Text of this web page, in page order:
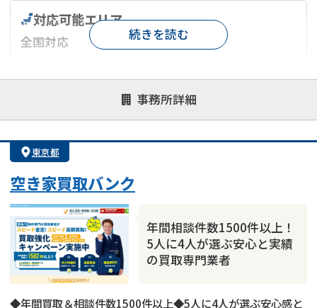
事務所詳細
対応可能エリア
全国対応
対応が親身 オンライン面談可能
レスポンスが早い
1億円以上の買取可
続きを読む
東京都
空き家買取バンク
年間相談件数1500件以上！
5人に4人が選ぶ安心と実績
の買取専門業者
◆年間買取＆相談件数1500件以上◆5人に4人が選ぶ安心感と